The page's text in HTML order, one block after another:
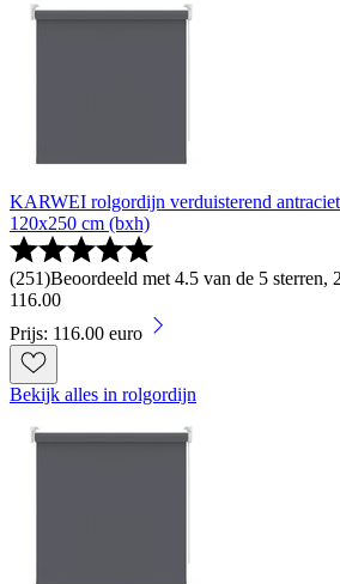
KARWEI rolgordijn verduisterend
120x250 cm (bxh)
(251)Beoordeeld met 4.5 van de 5 sterren,
116.00
Prijs: 116.00 euro
Bekijk alles in rolgordijn